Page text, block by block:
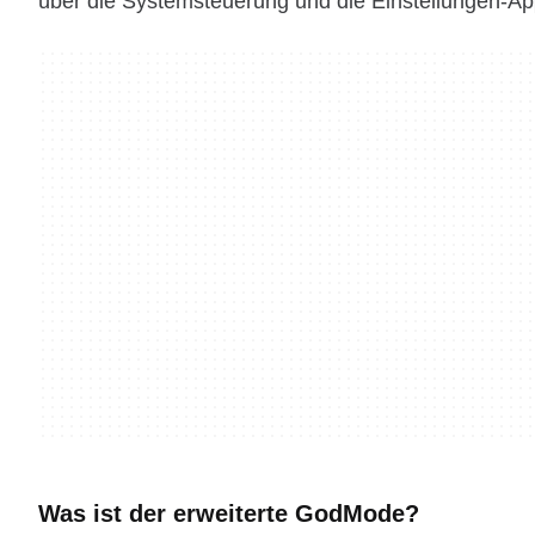
Was ist der erweiterte GodMode?